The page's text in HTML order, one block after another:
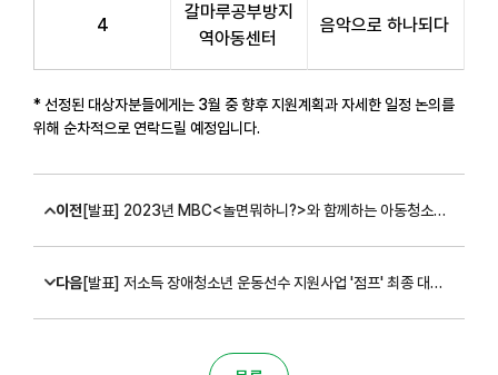
4
갈마루공부방지
역아동센터
음악으로 하나되다
* 선정된 대상자분들에게는 3월 중 향후 지원계획과 자세한 일정 논의를
위해 순차적으로 연락드릴 예정입니다.
이전 [발표] 2023년 MBC<놀면뭐하니?>와 함께하는 아동청소년 맞춤형 음악지원사업 대상자 선정 안내
다음 [발표] 저소득 장애청소년 운동선수 지원사업 '점프' 최종 대상자 선정